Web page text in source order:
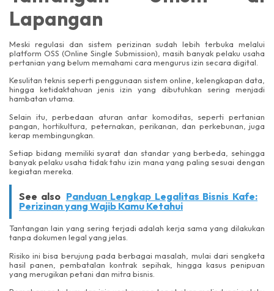
Lapangan
Meski regulasi dan sistem perizinan sudah lebih terbuka melalui
platform OSS (Online Single Submission), masih banyak pelaku usaha
pertanian yang belum memahami cara mengurus izin secara digital.
Kesulitan teknis seperti penggunaan sistem online, kelengkapan data,
hingga ketidaktahuan jenis izin yang dibutuhkan sering menjadi
hambatan utama.
Selain itu, perbedaan aturan antar komoditas, seperti pertanian
pangan, hortikultura, peternakan, perikanan, dan perkebunan, juga
kerap membingungkan.
Setiap bidang memiliki syarat dan standar yang berbeda, sehingga
banyak pelaku usaha tidak tahu izin mana yang paling sesuai dengan
kegiatan mereka.
See also Panduan Lengkap Legalitas Bisnis Kafe:
Perizinan yang Wajib Kamu Ketahui
Tantangan lain yang sering terjadi adalah kerja sama yang dilakukan
tanpa dokumen legal yang jelas.
Risiko ini bisa berujung pada berbagai masalah, mulai dari sengketa
hasil panen, pembatalan kontrak sepihak, hingga kasus penipuan
yang merugikan petani dan mitra bisnis.